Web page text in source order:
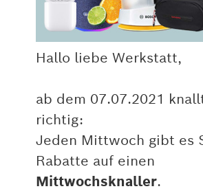
Hallo liebe Werkstatt,
ab dem 07.07.2021
richtig:
Jeden Mittwoch gibt es
Rabatte auf einen
Mittwochsknaller.